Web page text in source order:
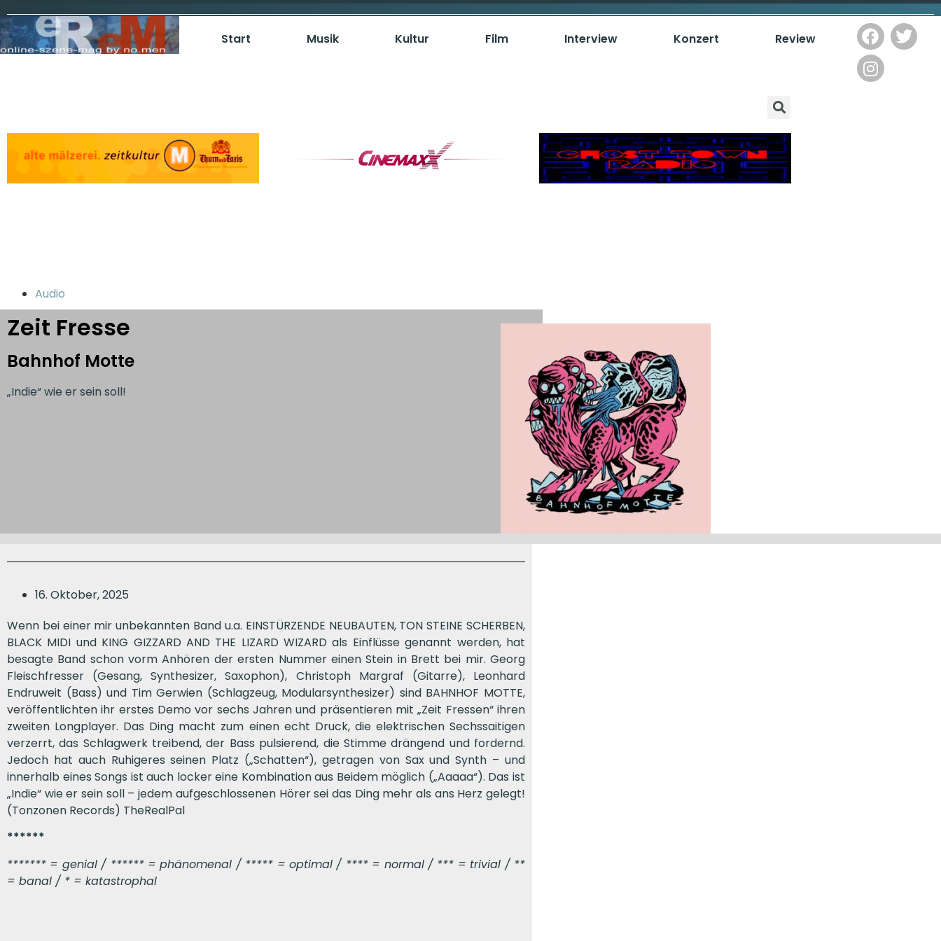
Start Musik Kultur Film Interview Konzert Review
Audio
Zeit Fresse
Bahnhof Motte
„Indie“ wie er sein soll!
16. Oktober, 2025
Wenn bei einer mir unbekannten Band u.a. EINSTÜRZENDE NEUBAUTEN, TON STEINE SCHERBEN,
BLACK MIDI und KING GIZZARD AND THE LIZARD WIZARD als Einflüsse genannt werden, hat
besagte Band schon vorm Anhören der ersten Nummer einen Stein in Brett bei mir. Georg
Fleischfresser (Gesang, Synthesizer, Saxophon), Christoph Margraf (Gitarre), Leonhard
Endruweit (Bass) und Tim Gerwien (Schlagzeug, Modularsynthesizer) sind BAHNHOF MOTTE,
veröffentlichten ihr erstes Demo vor sechs Jahren und präsentieren mit „Zeit Fressen“ ihren
zweiten Longplayer. Das Ding macht zum einen echt Druck, die elektrischen Sechssaitigen
verzerrt, das Schlagwerk treibend, der Bass pulsierend, die Stimme drängend und fordernd.
Jedoch hat auch Ruhigeres seinen Platz („Schatten“), getragen von Sax und Synth – und
innerhalb eines Songs ist auch locker eine Kombination aus Beidem möglich („Aaaaa“). Das ist
„Indie“ wie er sein soll – jedem aufgeschlossenen Hörer sei das Ding mehr als ans Herz gelegt!
(Tonzonen Records) TheRealPal
******
******* = genial / ****** = phänomenal / ***** = optimal / **** = normal / *** = trivial / **
= banal / * = katastrophal